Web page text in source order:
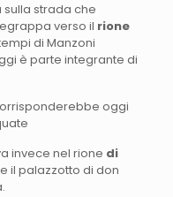
strada che
verso il rione
di Manzoni
è parte integrante di
oggi
invece nel rione di
il palazzotto di don